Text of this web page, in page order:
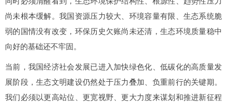
尚未根本缓解。我国资源压力较大、环境容量有限、生态系统脆
弱的国情没有改变，环保历史欠账尚未还清，生态环境质量稳中
向好的基础还不牢固。
当前，我国经济社会发展已进入加快绿色化、低碳化的高质量发
展阶段，生态文明建设仍然处于压力叠加、负重前行的关键期。
我们必须以更高站位、更宽视野、更大力度来谋划和推进新征程